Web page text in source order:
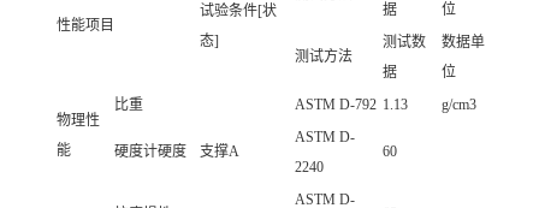
性能项目
试验条件[状
态]
据
位
测试方法
测试数
据
数据单
位
物理性
能
比重 ASTM D-792 1.13 g/cm3
硬度计硬度 支撑A
ASTM D-
2240
60
ASTM D-